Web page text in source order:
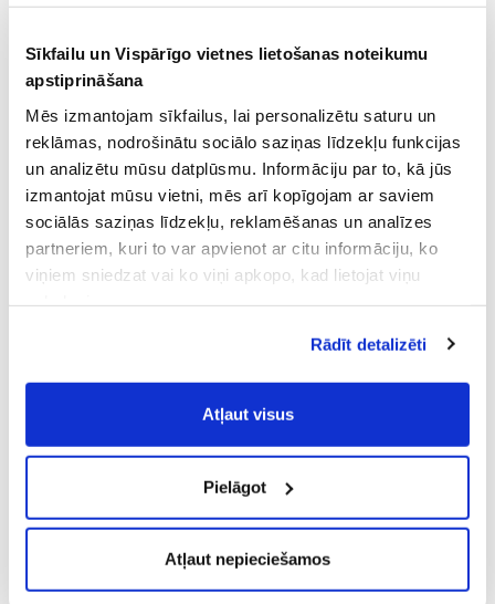
Sīkfailu un Vispārīgo vietnes lietošanas noteikumu
apstiprināšana
Mēs izmantojam sīkfailus, lai personalizētu saturu un
reklāmas, nodrošinātu sociālo saziņas līdzekļu funkcijas
un analizētu mūsu datplūsmu. Informāciju par to, kā jūs
izmantojat mūsu vietni, mēs arī kopīgojam ar saviem
sociālās saziņas līdzekļu, reklamēšanas un analīzes
partneriem, kuri to var apvienot ar citu informāciju, ko
viņiem sniedzat vai ko viņi apkopo, kad lietojat viņu
Vispārīgiem vietnes lietošanas
noteikumiem(saīsināti - VVLN).
Rādīt detalizēti
Atļaut visus
Pielāgot
Atļaut nepieciešamos